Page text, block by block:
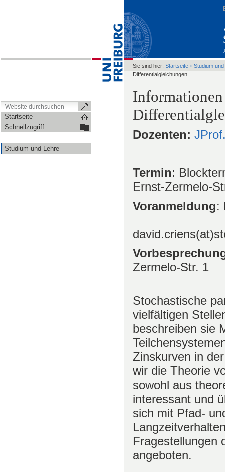
Startseite
Schnellzugriff
Studium und Lehre
Sie sind hier: Startseite › Studium
Differentialgleichungen
Dozenten:
Termin:
Ernst-Zermelo-
Voranmeldung:
Zermelo-Str. 1
Stochastische
vielfältigen
beschreiben sie
Zinskurven in
wir die Theorie
sowohl aus
interessant und
sich mit Pfad-
Fragestellungen
angeboten.